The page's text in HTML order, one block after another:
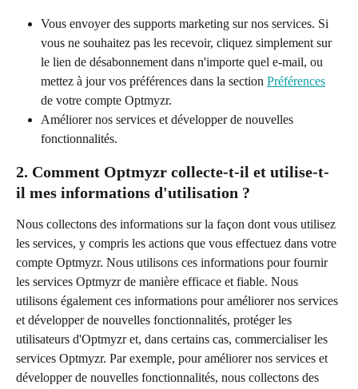
Vous envoyer des supports marketing sur nos services. Si
vous ne souhaitez pas les recevoir, cliquez simplement sur
le lien de désabonnement dans n'importe quel e-mail, ou
mettez à jour vos préférences dans la section Préférences
de votre compte Optmyzr.
Améliorer nos services et développer de nouvelles
fonctionnalités.
2. Comment Optmyzr collecte-t-il et utilise-t-
il mes informations d'utilisation ?
Nous collectons des informations sur la façon dont vous utilisez
les services, y compris les actions que vous effectuez dans votre
compte Optmyzr. Nous utilisons ces informations pour fournir
les services Optmyzr de manière efficace et fiable. Nous
utilisons également ces informations pour améliorer nos services
et développer de nouvelles fonctionnalités, protéger les
utilisateurs d'Optmyzr et, dans certains cas, commercialiser les
services Optmyzr. Par exemple, pour améliorer nos services et
développer de nouvelles fonctionnalités, nous collectons des